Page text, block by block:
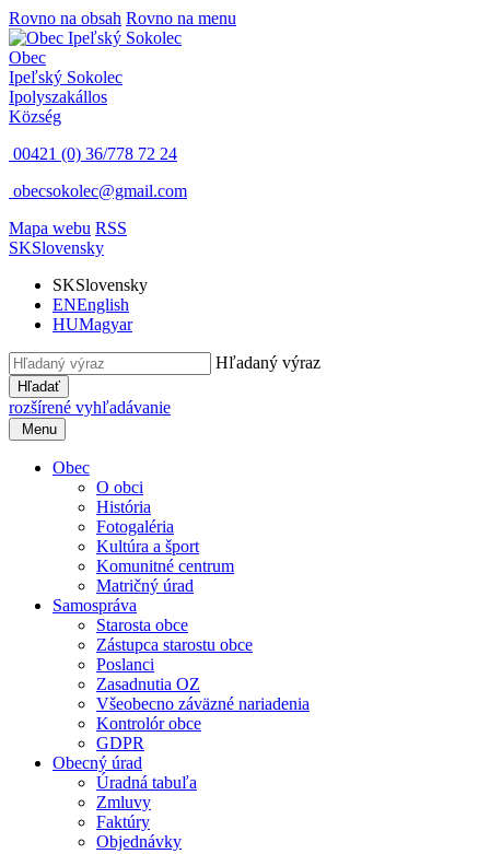
Rovno na obsah Rovno na menu
Obec
Ipeľský Sokolec
Ipolyszakállos
Község
00421 (0) 36/778 72 24
obecsokolec@gmail.com
Mapa webu RSS
SKSlovensky
SKSlovensky
ENEnglish
HUMagyar
Hľadaný výraz
Hľadať
rozšírené vyhľadávanie
Menu
Obec
O obci
História
Fotogaléria
Kultúra a šport
Komunitné centrum
Matričný úrad
Samospráva
Starosta obce
Zástupca starostu obce
Poslanci
Zasadnutia OZ
Všeobecno záväzné nariadenia
Kontrolór obce
GDPR
Obecný úrad
Úradná tabuľa
Zmluvy
Faktúry
Objednávky